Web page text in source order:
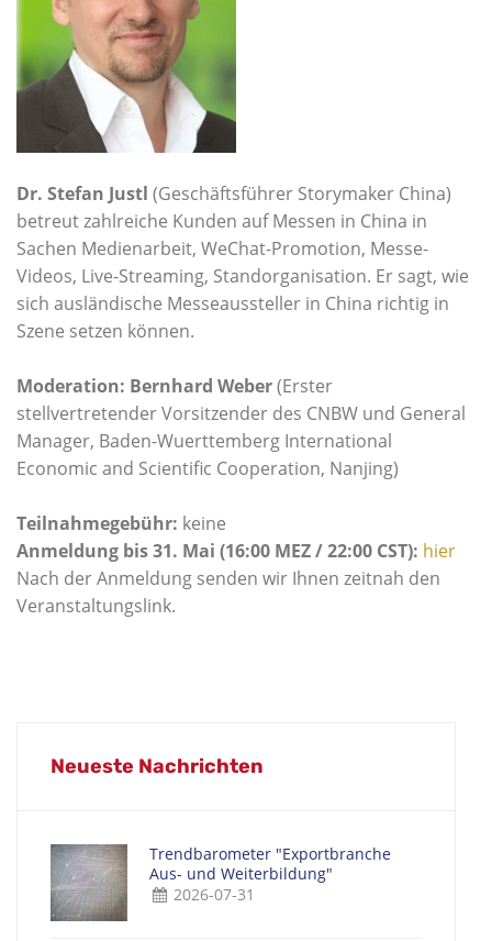
Dr. Stefan Justl (Geschäftsführer Storymaker China)
betreut zahlreiche Kunden auf Messen in China in
Sachen Medienarbeit, WeChat-Promotion, Messe-
Videos, Live-Streaming, Standorganisation. Er sagt, wie
sich ausländische Messeaussteller in China richtig in
Szene setzen können.
Moderation: Bernhard Weber(Erster
stellvertretender Vorsitzender des CNBW und General
Manager, Baden-Wuerttemberg International
Economic and Scientific Cooperation, Nanjing)
Teilnahmegebühr: keine
Anmeldung bis 31. Mai (16:00 MEZ / 22:00 CST): hier
Nach der Anmeldung senden wir Ihnen zeitnah den
Veranstaltungslink.
Neueste Nachrichten
Trendbarometer "Exportbranche
Aus- und Weiterbildung"
2026-07-31